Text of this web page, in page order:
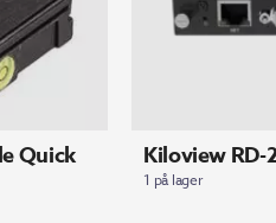
Quick Kiloview RD-
1 på lager